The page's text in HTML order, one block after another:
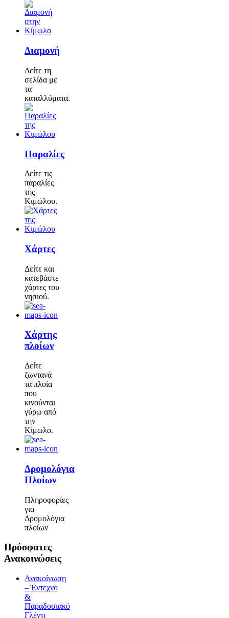
Διαμονή
Δείτε τη
σελίδα με
τα
καταλλύματα.
Παραλίες
Δείτε τις
παραλίες
της
Κιμώλου.
Χάρτες
Δείτε και
κατεβάστε
χάρτες του
νησιού.
Χάρτης
πλοίων
Δείτε
ζωντανά
τα πλοία
που
κινούνται
γύρω από
την
Κίμωλο.
Δρομολόγια
Πλοίων
Πληροφορίες
για
Δρομολόγια
πλοίων
Πρόσφατες
Ανακοινώσεις
Ανακοίνωση
– Έντεχνο
&
Παραδοσιακό
Γλέντι